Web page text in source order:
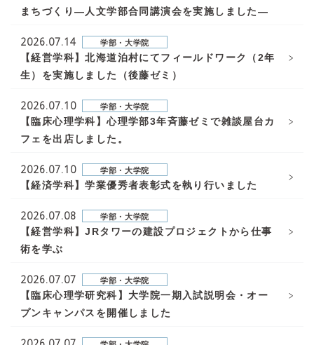
まちづくり—人文学部合同講演会を実施しました—
2026.07.14 学部・大学院
【経営学科】北海道泊村にてフィールドワーク（2年
生）を実施しました（後藤ゼミ）
2026.07.10 学部・大学院
【臨床心理学科】心理学部3年斉藤ゼミで雑談屋台カ
フェを出店しました。
2026.07.10 学部・大学院
【経済学科】学業優秀者表彰式を執り行いました
2026.07.08 学部・大学院
【経営学科】JRタワーの建設プロジェクトから仕事
術を学ぶ
2026.07.07 学部・大学院
【臨床心理学研究科】大学院一期入試説明会・オー
プンキャンパスを開催しました